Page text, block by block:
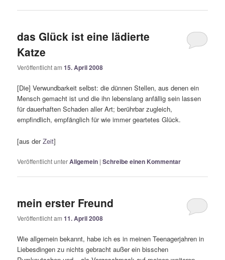
das Glück ist eine lädierte
Katze
Veröffentlicht am15. April 2008
[Die] Verwundbarkeit selbst: die dünnen Stellen, aus denen ein
Mensch gemacht ist und die ihn lebenslang anfällig sein lassen
für dauerhaften Schaden aller Art; berührbar zugleich,
empfindlich, empfänglich für wie immer geartetes Glück.
[aus derZeit]
Veröffentlicht unterAllgemein |Schreibe einen Kommentar
mein erster Freund
Veröffentlicht am11. April 2008
Wie allgemein bekannt, habe ich es in meinen Teenagerjahren in
Liebesdingen zu nichts gebracht außer ein bisschen